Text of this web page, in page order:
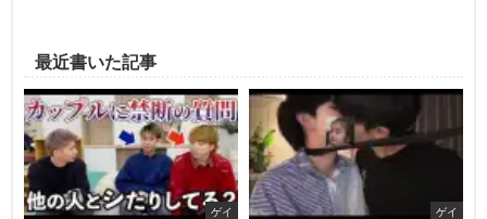
最近書いた記事
ゲイ ゲイ